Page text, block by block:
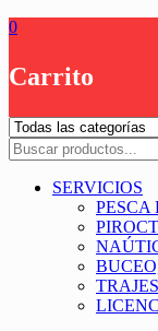
0
Carrito
SERVICIOS
PESCA